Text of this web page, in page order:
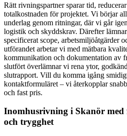
Rätt rivningspartner sparar tid,
totalkostnaden för projektet. Vi börjar
underlag genom ritningar, där vi går
logistik och skyddskrav. Därefter
specificerat scope, arbetsmiljöåtgärder
utförandet arbetar vi med mätbara
kommunikation och dokumentation av
slutfört överlämnar vi rena ytor,
slutrapport. Vill du komma igång
kontaktformuläret – vi återkopplar
och fast pris.
Inomhusrivning i Skanör med
och trygghet